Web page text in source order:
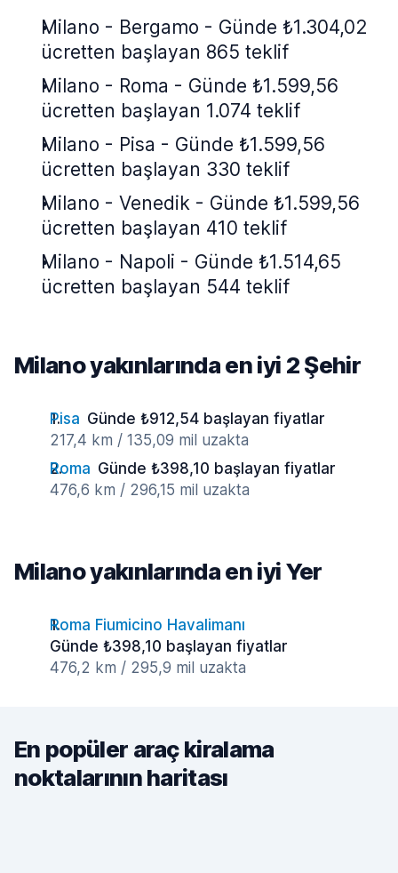
Milano - Bergamo - Günde ₺1.304,02
ücretten başlayan 865 teklif
Milano - Roma - Günde ₺1.599,56
ücretten başlayan 1.074 teklif
Milano - Pisa - Günde ₺1.599,56
ücretten başlayan 330 teklif
Milano - Venedik - Günde ₺1.599,56
ücretten başlayan 410 teklif
Milano - Napoli - Günde ₺1.514,65
ücretten başlayan 544 teklif
Milano yakınlarında en iyi 2 Şehir
Pisa Günde ₺912,54 başlayan fiyatlar
217,4 km / 135,09 mil uzakta
Roma Günde ₺398,10 başlayan fiyatlar
476,6 km / 296,15 mil uzakta
Milano yakınlarında en iyi Yer
Roma Fiumicino Havalimanı
Günde ₺398,10 başlayan fiyatlar
476,2 km / 295,9 mil uzakta
En popüler araç kiralama
noktalarının haritası